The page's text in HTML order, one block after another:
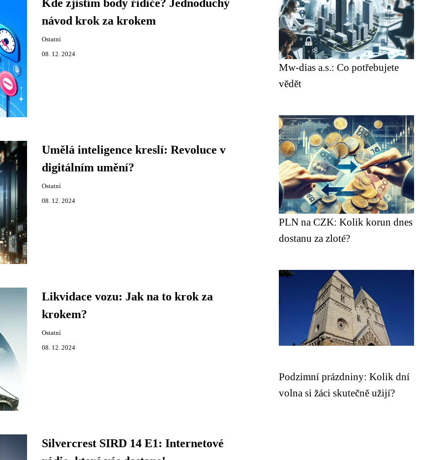
Kde zjistím body řidiče? Jednoduchý
návod krok za krokem
Ostatní
08. 12. 2024
Umělá inteligence kreslí: Revoluce v
digitálním umění?
Ostatní
08. 12. 2024
Likvidace vozu: Jak na to krok za
krokem?
Ostatní
08. 12. 2024
Silvercrest SIRD 14 E1: Internetové
Mw-dias a.s.: Co potřebujete
vědět
PLN na CZK: Kolik korun dnes
dostanu za zloté?
Podzimní prázdniny: Kolik dní
volna si žáci skutečně užijí?